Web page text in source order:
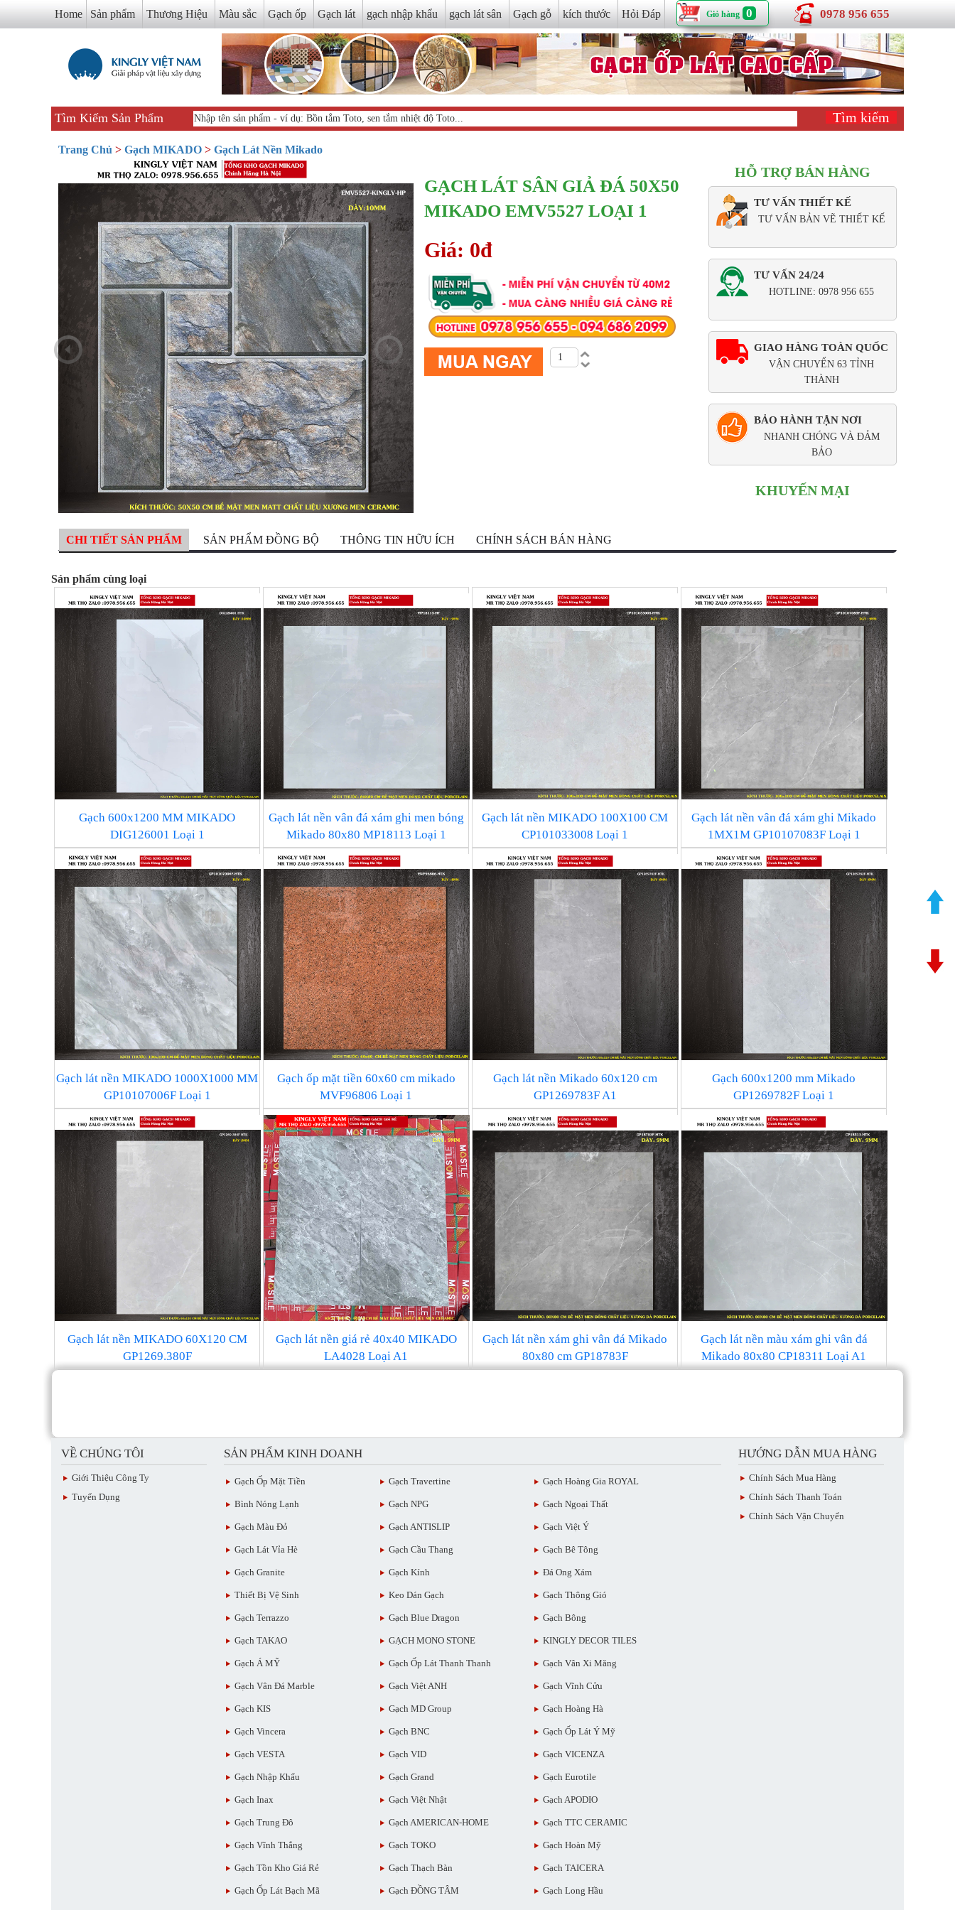
Home Sản phẩm Thương Hiệu Màu sắc Gạch ốp Gạch lát gạch nhập khẩu gạch lát sân Gạch gỗ kích thước Hỏi Đáp Giỏ hàng 0 0978 956 655
Tìm Kiếm Sản Phẩm
Trang Chủ > Gạch MIKADO > Gạch Lát Nền Mikado
GẠCH LÁT SÂN GIẢ ĐÁ 50X50
MIKADO EMV5527 LOẠI 1
Giá: 0đ
HỖ TRỢ BÁN HÀNG
TƯ VẤN THIẾT KẾ
TƯ VẤN BẢN VẼ THIẾT KẾ
TƯ VẤN 24/24
HOTLINE: 0978 956 655
GIAO HÀNG TOÀN QUỐC
VẬN CHUYỂN 63 TỈNH
THÀNH
BẢO HÀNH TẬN NƠI
NHANH CHÓNG VÀ ĐẢM
BẢO
KHUYẾN MẠI
CHI TIẾT SẢN PHẨM SẢN PHẨM ĐỒNG BỘ THÔNG TIN HỮU ÍCH CHÍNH SÁCH BÁN HÀNG
Sản phẩm cùng loại
Gạch 600x1200 MM MIKADO
DIG126001 Loại 1
Gạch lát nền vân đá xám ghi men bóng
Mikado 80x80 MP18113 Loại 1
Gạch lát nền MIKADO 100X100 CM
CP101033008 Loại 1
Gạch lát nền vân đá xám ghi Mikado
1MX1M GP10107083F Loại 1
Gạch lát nền MIKADO 1000X1000 MM
GP10107006F Loại 1
Gạch ốp mặt tiền 60x60 cm mikado
MVF96806 Loại 1
Gạch lát nền Mikado 60x120 cm
GP1269783F A1
Gạch 600x1200 mm Mikado
GP1269782F Loại 1
Gạch lát nền MIKADO 60X120 CM
GP1269.380F
Gạch lát nền giá rẻ 40x40 MIKADO
LA4028 Loại A1
Gạch lát nền xám ghi vân đá Mikado
80x80 cm GP18783F
Gạch lát nền màu xám ghi vân đá
Mikado 80x80 CP18311 Loại A1
VỀ CHÚNG TÔI
Giới Thiệu Công Ty
Tuyển Dụng
SẢN PHẨM KINH DOANH
Gạch Ốp Mặt Tiền Gạch Travertine Gạch Hoàng Gia ROYAL
Bình Nóng Lạnh Gạch NPG Gạch Ngoại Thất
Gạch Màu Đỏ Gạch ANTISLIP Gạch Việt Ý
Gạch Lát Vỉa Hè Gạch Cầu Thang Gạch Bê Tông
Gạch Granite Gạch Kính Đá Ong Xám
Thiết Bị Vệ Sinh Keo Dán Gạch Gạch Thông Gió
Gạch Terrazzo Gạch Blue Dragon Gạch Bông
Gạch TAKAO GẠCH MONO STONE KINGLY DECOR TILES
Gạch Á MỸ Gạch Ốp Lát Thanh Thanh Gạch Vân Xi Măng
Gạch Vân Đá Marble Gạch Việt ANH Gạch Vĩnh Cửu
Gạch KIS Gạch MD Group Gạch Hoàng Hà
Gạch Vincera Gạch BNC Gạch Ốp Lát Ý Mỹ
Gạch VESTA Gạch VID Gạch VICENZA
Gạch Nhập Khẩu Gạch Grand Gạch Eurotile
Gạch Inax Gạch Việt Nhật Gạch APODIO
Gạch Trung Đô Gạch AMERICAN-HOME Gạch TTC CERAMIC
Gạch Vĩnh Thắng Gạch TOKO Gạch Hoàn Mỹ
Gạch Tồn Kho Giá Rẻ Gạch Thạch Bàn Gạch TAICERA
Gạch Ốp Lát Bạch Mã Gạch ĐỒNG TÂM Gạch Long Hầu
HƯỚNG DẪN MUA HÀNG
Chính Sách Mua Hàng
Chính Sách Thanh Toán
Chính Sách Vận Chuyển